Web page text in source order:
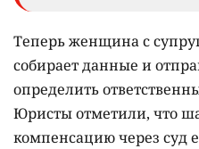
Теперь женщина с
собирает данные и
определить
Юристы отметили, что
компенсацию через суд